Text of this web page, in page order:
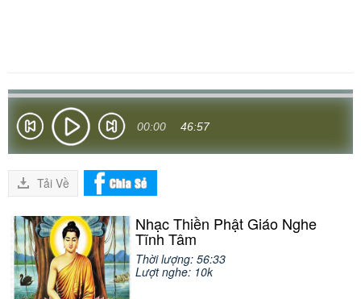
00:00 46:57
Tải Về
Nhạc Thiền Phật Giáo Nghe
Tĩnh Tâm
Thời lượng: 56:33
Lượt nghe: 10k